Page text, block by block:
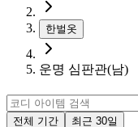
한벌옷
운명 심판관(남)
전체 기간
최근 30일